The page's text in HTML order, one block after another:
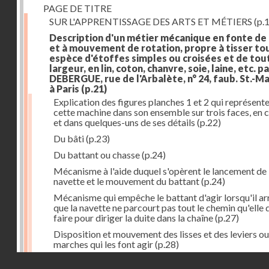
PAGE DE TITRE
SUR L'APPRENTISSAGE DES ARTS ET MÉTIERS
Description d'un métier mécanique en fonte
et à mouvement de rotation, propre à tisser
espèce d'étoffes simples ou croisées et de
largeur, en lin, coton, chanvre, soie, laine, etc.
DEBERGUE, rue de l'Arbalète, n° 24, faub. St.-
à Paris (p.21)
Explication des figures planches 1 et 2 qui
cette machine dans son ensemble sur trois faces, en
et dans quelques-uns de ses détails (p.22)
Du bâti(p.23)
Du battant ou chasse(p.24)
Mécanisme à l'aide duquel s'opèrent le lancement de
navette et le mouvement du battant(p.24)
Mécanisme qui empêche le battant d'agir lorsqu'il
que la navette ne parcourt pas tout le chemin qu'elle
faire pour diriger la duite dans la chaîne(p.27)
Disposition et mouvement des lisses et des leviers ou
marches qui les font agir(p.28)